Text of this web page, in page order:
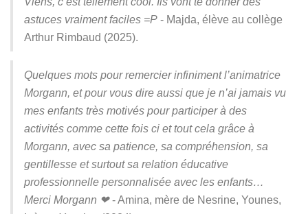
astuces vraiment faciles =P - Majda, élève au collège
Arthur Rimbaud (2025).
Quelques mots pour remercier infiniment l’animatrice
Morgann, et pour vous dire aussi que je n’ai jamais vu
mes enfants très motivés pour participer à des
activités comme cette fois ci et tout cela grâce à
Morgann, avec sa patience, sa compréhension, sa
gentillesse et surtout sa relation éducative
professionnelle personnalisée avec les enfants…
Merci Morgann ❤- Amina, mère de Nesrine, Younes,